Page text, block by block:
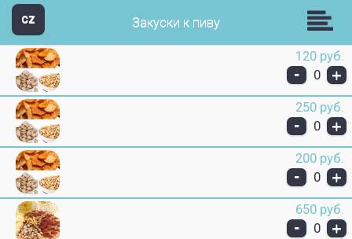
CZ Закуски к пиву
120 руб.
- 0 +
250 руб.
- 0 +
200 руб.
- 0 +
650 руб.
- 0 +